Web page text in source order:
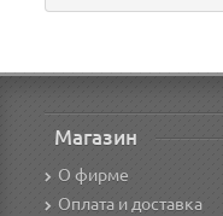
Магазин
О фирме
Оплата и доставка